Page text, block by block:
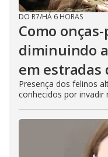
DO R7/HÁ 6 HORAS
Como
diminuindo
em estradas
Presença dos felinos
conhecidos por invadir